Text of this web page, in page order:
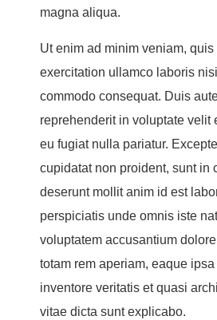
magna aliqua.
Ut enim ad minim veniam, quis
exercitation ullamco laboris
commodo consequat. Duis
reprehenderit in voluptate velit
eu fugiat nulla pariatur.
cupidatat non proident, sunt in
deserunt mollit anim id est
perspiciatis unde omnis iste
voluptatem accusantium
totam rem aperiam, eaque
inventore veritatis et quasi
vitae dicta sunt explicabo.